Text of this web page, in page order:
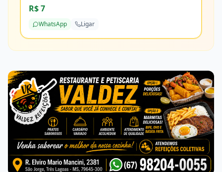
litros 2 tamores de 200 litros e mais de 20 metros
de mangueiras
R$ 7
WhatsApp Ligar